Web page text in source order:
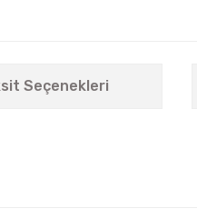
Seçenekleri